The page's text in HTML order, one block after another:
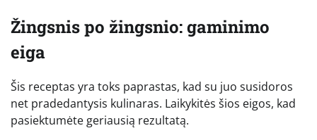
Žingsnis po žingsnio: gaminimo
eiga
Šis receptas yra toks paprastas, kad su juo susidoros
net pradedantysis kulinaras. Laikykitės šios eigos, kad
pasiektumėte geriausią rezultatą.